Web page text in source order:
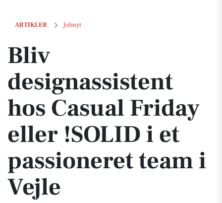
ARTIKLER Jobnyt
Bliv designassistent hos Casual Friday eller !SOLID i et passioneret
Bliv
designassistent
hos Casual Friday
eller !SOLID i et
passioneret team i
Vejle